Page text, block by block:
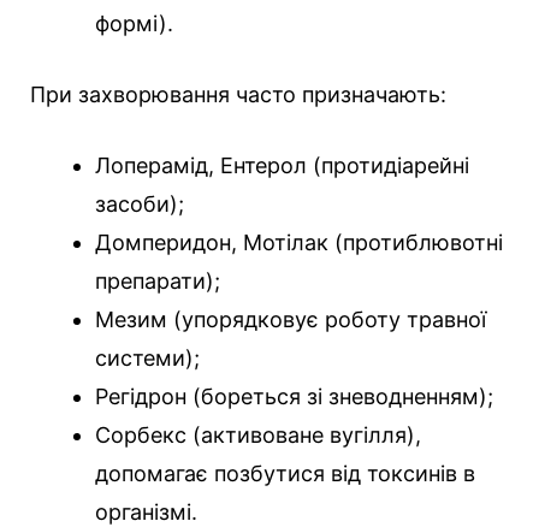
формі).
При захворювання часто призначають:
Лоперамід, Ентерол (протидіарейні
засоби);
Домперидон, Мотілак (протиблювотні
препарати);
Мезим (упорядковує роботу травної
системи);
Регідрон (бореться зі зневодненням);
Сорбекс (активоване вугілля),
допомагає позбутися від токсинів в
організмі.